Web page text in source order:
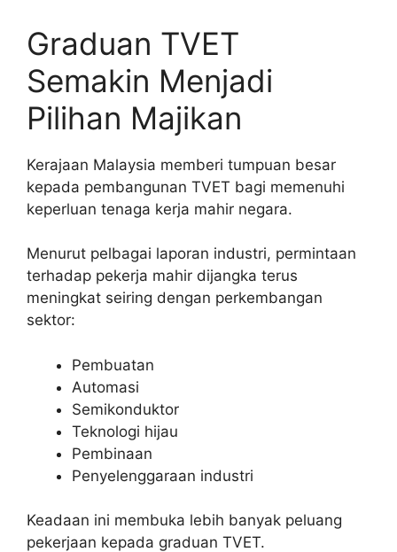
Graduan TVET
Semakin Menjadi
Pilihan Majikan
Kerajaan Malaysia memberi tumpuan besar
kepada pembangunan TVET bagi memenuhi
keperluan tenaga kerja mahir negara.
Menurut pelbagai laporan industri, permintaan
terhadap pekerja mahir dijangka terus
meningkat seiring dengan perkembangan
sektor:
Pembuatan
Automasi
Semikonduktor
Teknologi hijau
Pembinaan
Penyelenggaraan industri
Keadaan ini membuka lebih banyak peluang
pekerjaan kepada graduan TVET.